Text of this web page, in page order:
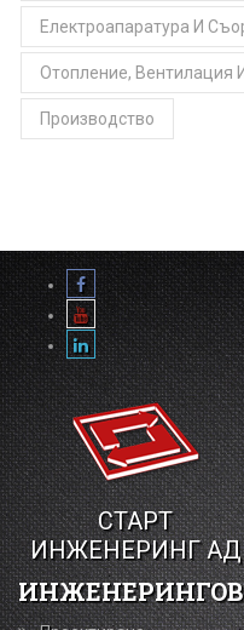
Електроапаратура И
Отопление, Вентилация
Производство
СТАРТ
ИНЖЕНЕРИНГ АД